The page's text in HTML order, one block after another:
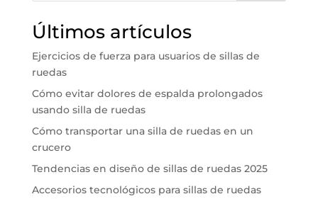
Últimos artículos
Ejercicios de fuerza para usuarios de sillas de
ruedas
Cómo evitar dolores de espalda prolongados
usando silla de ruedas
Cómo transportar una silla de ruedas en un
crucero
Tendencias en diseño de sillas de ruedas 2025
Accesorios tecnológicos para sillas de ruedas